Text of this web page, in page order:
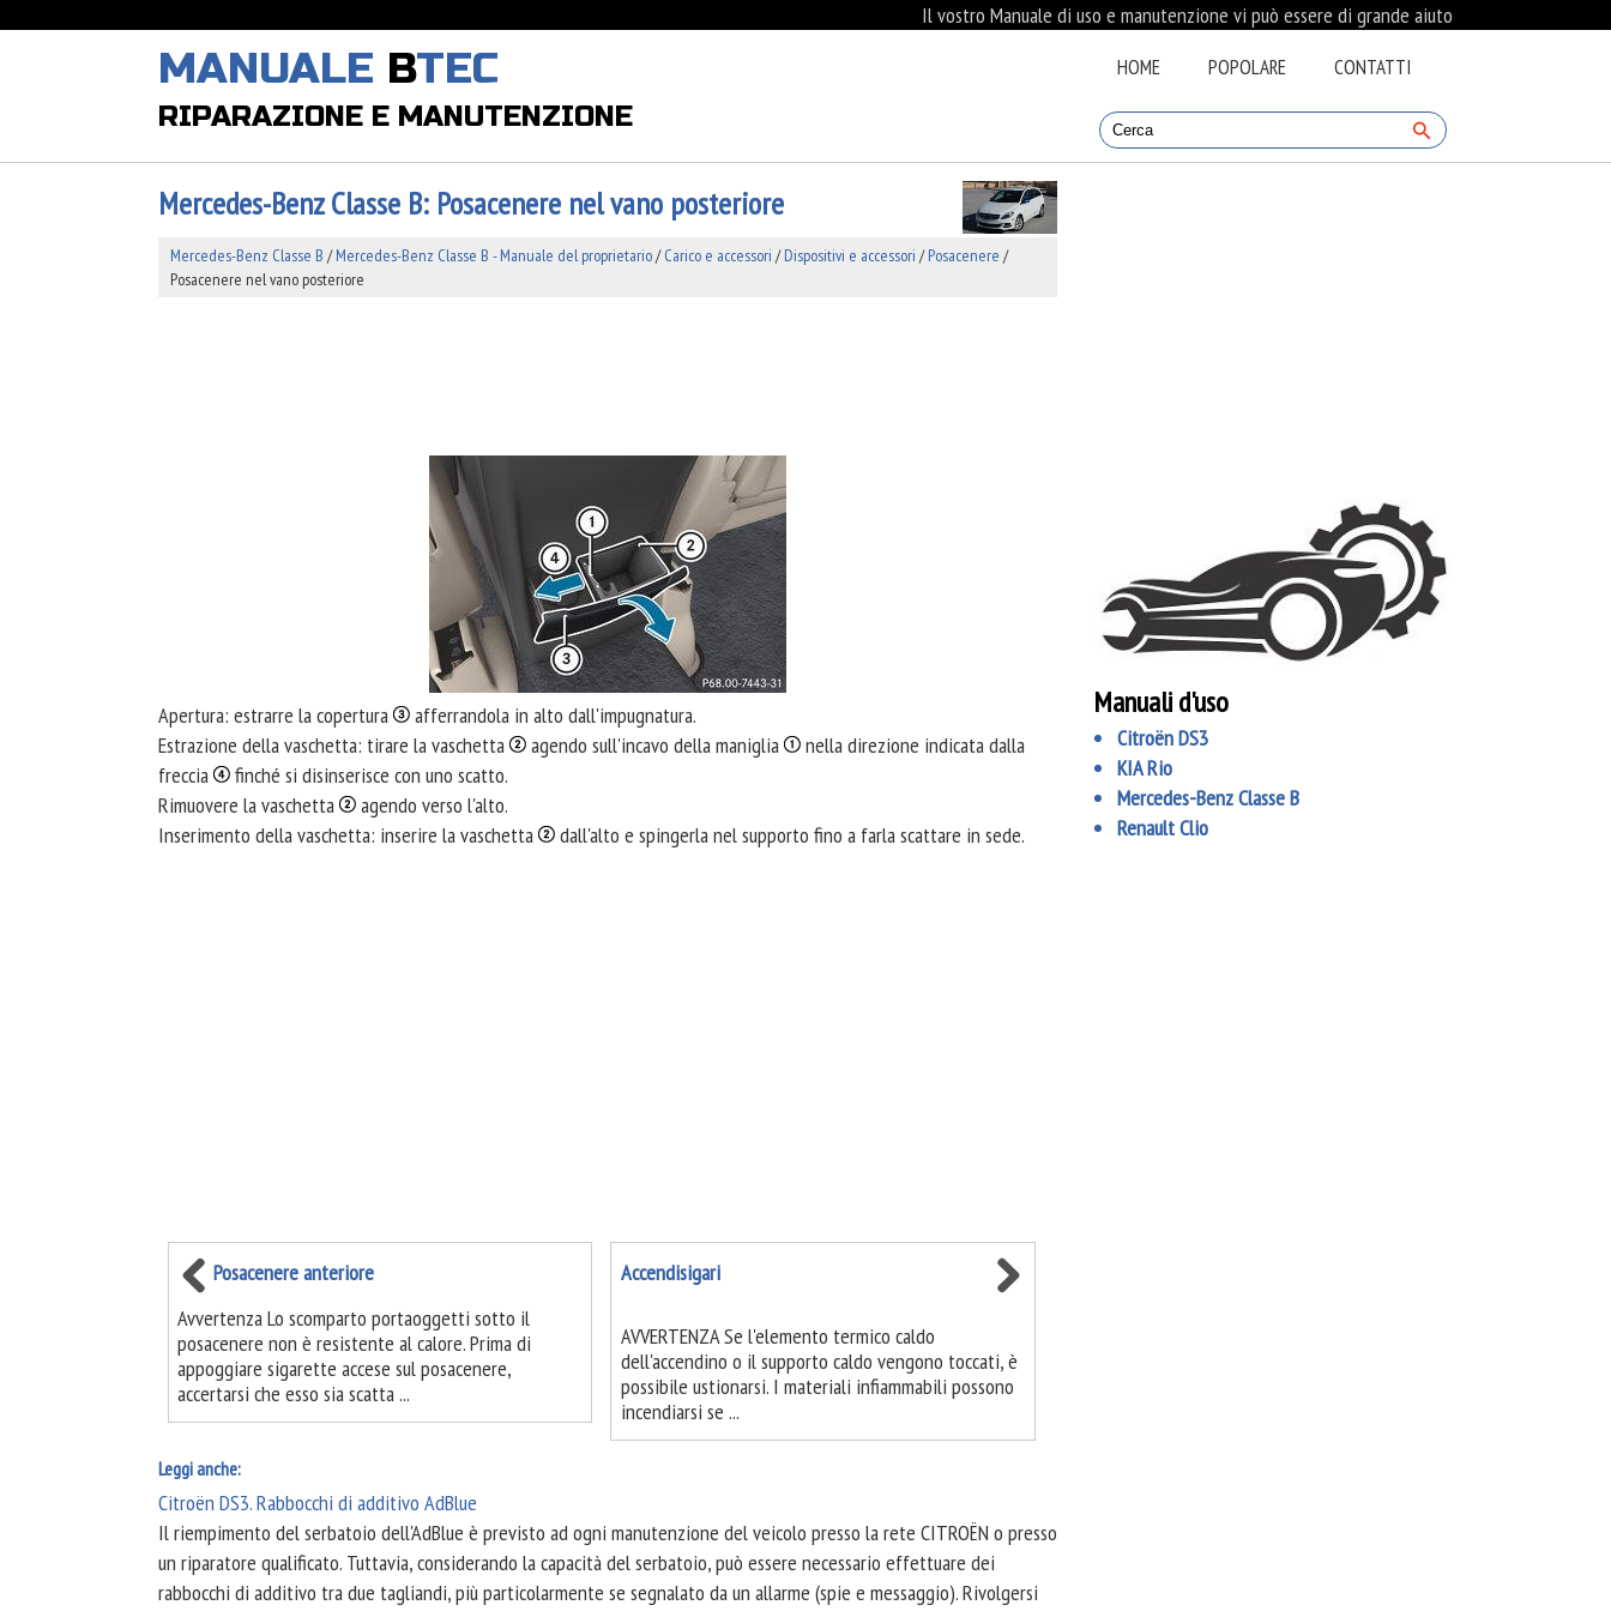
Il vostro Manuale di uso e manutenzione vi può essere di grande aiuto
MANUALE BTEC
RIPARAZIONE E MANUTENZIONE
HOME POPOLARE CONTATTI
Mercedes-Benz Classe B: Posacenere nel vano posteriore
Mercedes-Benz Classe B /Mercedes-Benz Classe B - Manuale del proprietario/Carico e accessori /Dispositivi e accessori /Posacenere /
Posacenere nel vano posteriore
Apertura: estrarre la copertura
afferrandola in alto dall'impugnatura.
Estrazione della vaschetta: tirare la vaschetta
agendo sull'incavo della maniglia
nella direzione indicata dalla
freccia
finché si disinserisce con uno scatto.
Rimuovere la vaschetta
agendo verso l'alto.
Inserimento della vaschetta: inserire la vaschetta
dall'alto e spingerla nel supporto fino a farla scattare in sede.
Posacenere anteriore
Avvertenza Lo scomparto portaoggetti sotto il
posacenere non è resistente al calore. Prima di
appoggiare sigarette accese sul posacenere,
accertarsi che esso sia scatta ...
Accendisigari
AVVERTENZA Se l'elemento termico caldo
dell'accendino o il supporto caldo vengono toccati, è
possibile ustionarsi. I materiali infiammabili possono
incendiarsi se ...
Leggi anche:
Citroën DS3. Rabbocchi di additivo AdBlue
Il riempimento del serbatoio dell'AdBlue è previsto ad ogni manutenzione del veicolo presso la rete CITROËN o presso
un riparatore qualificato. Tuttavia, considerando la capacità del serbatoio, può essere necessario effettuare dei
rabbocchi di additivo tra due tagliandi, più particolarmente se segnalato da un allarme (spie e messaggio). Rivolgersi
Manuali d'uso
Citroën DS3
KIA Rio
Mercedes-Benz Classe B
Renault Clio